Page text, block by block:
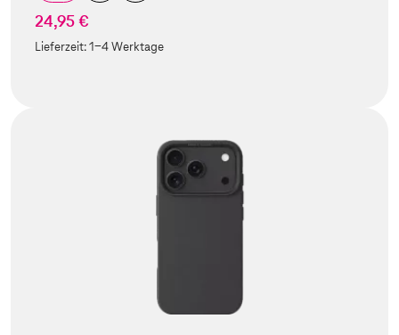
24,95 €
Lieferzeit:1-4 Werktage